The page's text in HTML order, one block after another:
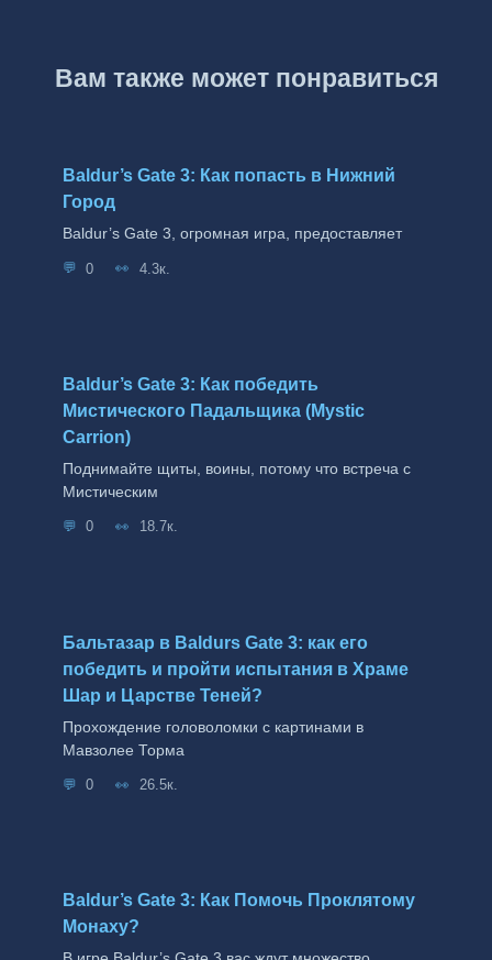
Вам также может понравиться
Baldur’s Gate 3: Как попасть в Нижний
Город
Baldur’s Gate 3, огромная игра, предоставляет
0 4.3к.
Baldur’s Gate 3: Как победить
Мистического Падальщика (Mystic
Carrion)
Поднимайте щиты, воины, потому что встреча с
Мистическим
0 18.7к.
Бальтазар в Baldurs Gate 3: как его
победить и пройти испытания в Храме
Шар и Царстве Теней?
Прохождение головоломки с картинами в
Мавзолее Торма
0 26.5к.
Baldur’s Gate 3: Как Помочь Проклятому
Монаху?